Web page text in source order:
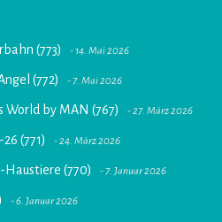
(773) 14. Mai 2026
(772) 7. Mai 2026
World by MAN (767) 27. März 2026
(771) 24. März 2026
Haustiere (770) 7. Januar 2026
6. Januar 2026